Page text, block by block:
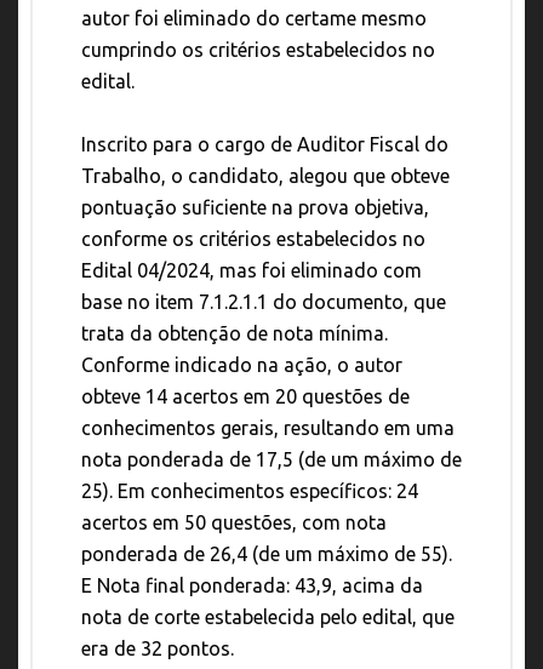
autor foi eliminado do certame mesmo
cumprindo os critérios estabelecidos no
edital.
Inscrito para o cargo de Auditor Fiscal do
Trabalho, o candidato, alegou que obteve
pontuação suficiente na prova objetiva,
conforme os critérios estabelecidos no
Edital 04/2024, mas foi eliminado com
base no item 7.1.2.1.1 do documento, que
trata da obtenção de nota mínima.
Conforme indicado na ação, o autor
obteve 14 acertos em 20 questões de
conhecimentos gerais, resultando em uma
nota ponderada de 17,5 (de um máximo de
25). Em conhecimentos específicos: 24
acertos em 50 questões, com nota
ponderada de 26,4 (de um máximo de 55).
E Nota final ponderada: 43,9, acima da
nota de corte estabelecida pelo edital, que
era de 32 pontos.